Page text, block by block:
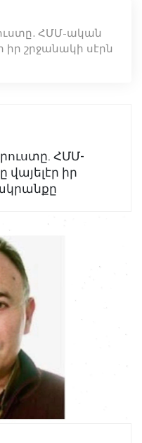
ՀՄՄ-ական
իր շրջանակի սէրն
ՀՄՄ-
վայելէր իր